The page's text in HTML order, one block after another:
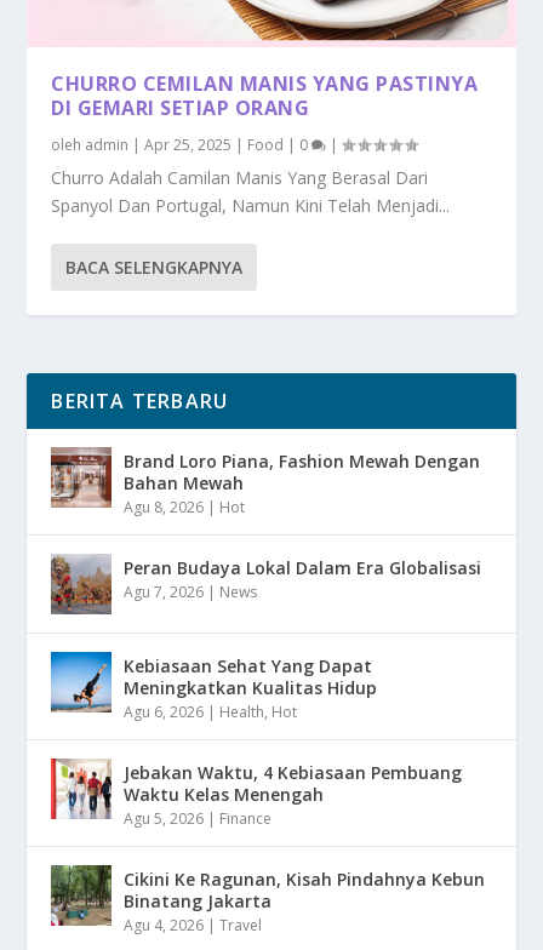
CHURRO CEMILAN MANIS YANG PASTINYA
DI GEMARI SETIAP ORANG
oleh admin |Apr 25, 2025 | Food | 0 |
Churro Adalah Camilan Manis Yang Berasal Dari
Spanyol Dan Portugal, Namun Kini Telah Menjadi...
BACA SELENGKAPNYA
BERITA TERBARU
Brand Loro Piana, Fashion Mewah Dengan
Bahan Mewah
Agu 8, 2026 | Hot
Peran Budaya Lokal Dalam Era Globalisasi
Agu 7, 2026 | News
Kebiasaan Sehat Yang Dapat
Meningkatkan Kualitas Hidup
Agu 6, 2026 | Health, Hot
Jebakan Waktu, 4 Kebiasaan Pembuang
Waktu Kelas Menengah
Agu 5, 2026 | Finance
Cikini Ke Ragunan, Kisah Pindahnya Kebun
Binatang Jakarta
Agu 4, 2026 |Travel